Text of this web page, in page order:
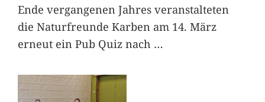
Ende vergangenen Jahres veranstalteten
die Naturfreunde Karben am 14. März
erneut ein Pub Quiz nach …